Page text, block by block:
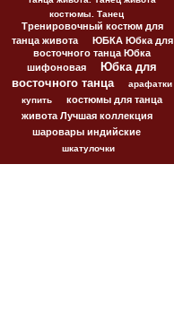
костюмы. Танец
Тренировочный костюм для
танца живота
ЮБКА Юбка для
восточного танца Юбка
шифоновая
Юбка для
восточного танца
арафатки
купить
костюмы для танца
живота Лучшая коллекция
шаровары индийские
шкатулочки